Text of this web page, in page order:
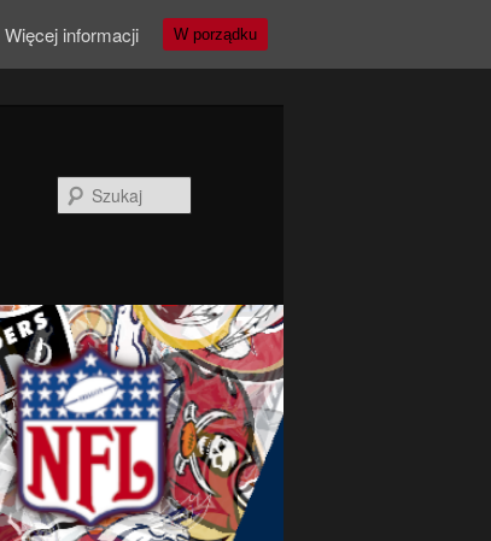
Więcej informacji W porządku